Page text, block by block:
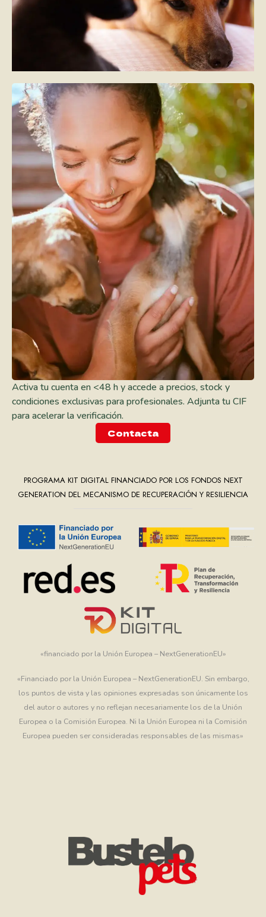
Activa tu cuenta en <48 h y accede a precios, stock y
condiciones exclusivas para profesionales. Adjunta tu CIF
para acelerar la verificación.
Contacta
PROGRAMA KIT DIGITAL FINANCIADO POR LOS FONDOS NEXT
GENERATION DEL MECANISMO DE RECUPERACIÓN Y RESILIENCIA
«financiado por la Unión Europea – NextGenerationEU»
«Financiado por la Unión Europea – NextGenerationEU. Sin embargo,
los puntos de vista y las opiniones expresadas son únicamente los
del autor o autores y no reflejan necesariamente los de la Unión
Europea o la Comisión Europea. Ni la Unión Europea ni la Comisión
Europea pueden ser consideradas responsables de las mismas»